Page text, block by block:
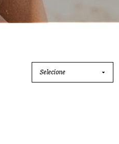
Selecione